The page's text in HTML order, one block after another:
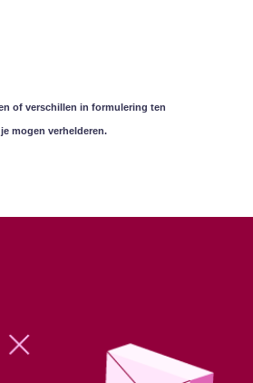
of verschillen in formulering ten
mogen verhelderen.